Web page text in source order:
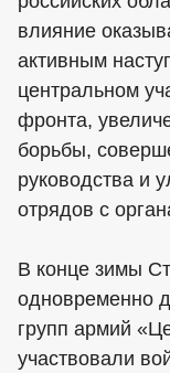
влияние
активным
центральном
фронта,
борьбы,
руководства и
отрядов с
В конце зимы
одновременно
групп армий
участвовали